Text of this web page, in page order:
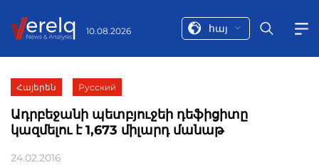
10.08.2026 հայ
Հայերեն Русский
Ադրբեջանի պետբյուջեի դեֆիցիտը
կազմելու է 1,673 միլարդ մանաթ
24.02.2016